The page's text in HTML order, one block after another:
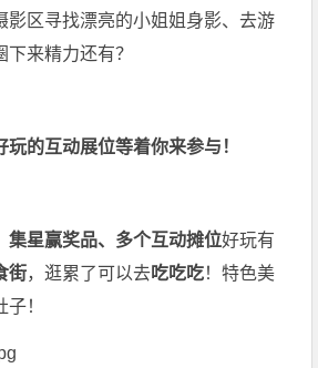
影区寻找漂亮的小姐姐身影、去游
来精力还有？
玩的互动展位等着你来参与！
集星赢奖品、多个互动摊位好玩有
街，逛累了可以去吃吃吃！特色美
！